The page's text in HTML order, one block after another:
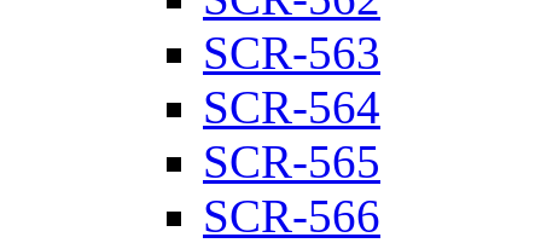
SCR-563
SCR-564
SCR-565
SCR-566